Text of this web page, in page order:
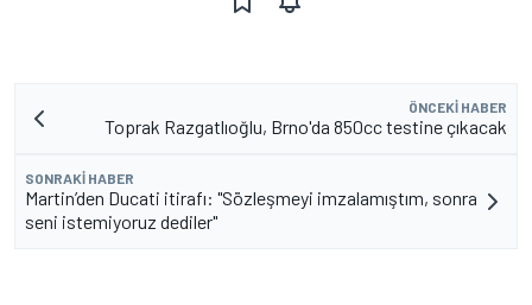
ÖNCEKI HABER
Toprak Razgatlıoğlu, Brno'da 850cc testine çıkacak
SONRAKI HABER
Martin’den Ducati itirafı: "Sözleşmeyi imzalamıştım, sonra
seni istemiyoruz dediler"